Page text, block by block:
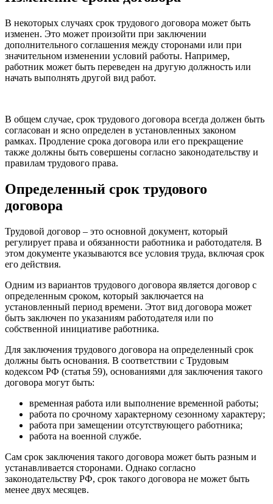
В некоторых случаях срок трудового договора может быть
изменен. Это может произойти при заключении
дополнительного соглашения между сторонами или при
значительном изменении условий работы. Например,
работник может быть переведен на другую должность или
начать выполнять другой вид работ.
В общем случае, срок трудового договора всегда должен быть
согласован и ясно определен в установленных законом
рамках. Продление срока договора или его прекращение
также должны быть совершены согласно законодательству и
правилам трудового права.
Определенный срок трудового
договора
Трудовой договор – это основной документ, который
регулирует права и обязанности работника и работодателя. В
этом документе указываются все условия труда, включая срок
его действия.
Одним из вариантов трудового договора является договор с
определенным сроком, который заключается на
установленный период времени. Этот вид договора может
быть заключен по указаниям работодателя или по
собственной инициативе работника.
Для заключения трудового договора на определенный срок
должны быть основания. В соответствии с Трудовым
кодексом РФ (статья 59), основаниями для заключения такого
договора могут быть:
временная работа или выполнение временной работы;
работа по срочному характерному сезонному характеру;
работа при замещении отсутствующего работника;
работа на военной службе.
Сам срок заключения такого договора может быть разным и
устанавливается сторонами. Однако согласно
законодательству РФ, срок такого договора не может быть
менее двух месяцев.